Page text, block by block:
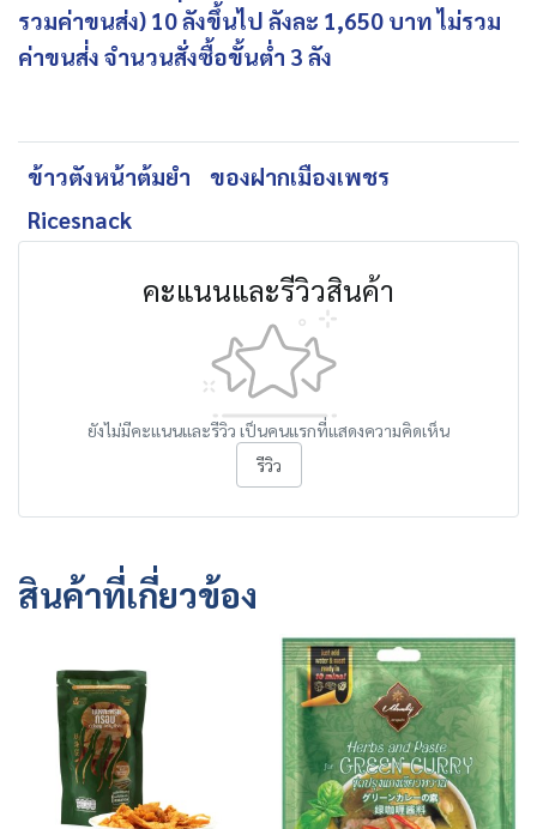
รวมค่าขนส่ง) 10 ลังขึ้นไป ลังละ 1,650 บาท ไม่รวม
ค่าขนส่่ง จำนวนสั่งซื้อขั้นต่ำ 3 ลัง
ข้าวตังหน้าต้มยำ
ของฝากเมืองเพชร
Ricesnack
คะแนนและรีวิวสินค้า
ยังไม่มีคะแนนและรีวิว เป็นคนแรกที่แสดงความคิดเห็น
รีวิว
สินค้าที่เกี่ยวข้อง